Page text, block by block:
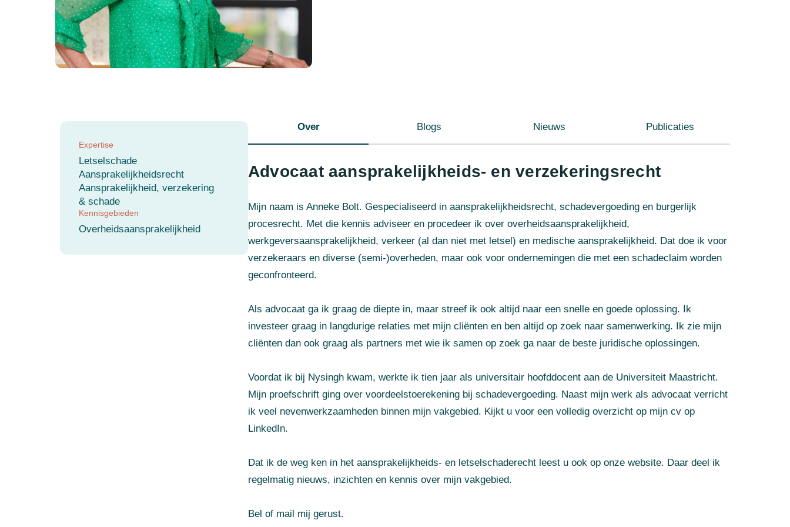
Expertise
Letselschade
Aansprakelijkheidsrecht
Aansprakelijkheid, verzekering
& schade
Kennisgebieden
Overheidsaansprakelijkheid
Over Blogs Nieuws Publicaties
Advocaat aansprakelijkheids- en verzekeringsrecht
Mijn naam is Anneke Bolt. Gespecialiseerd in aansprakelijkheidsrecht, schadevergoeding en burgerlijk
procesrecht. Met die kennis adviseer en procedeer ik over overheidsaansprakelijkheid,
werkgeversaansprakelijkheid, verkeer (al dan niet met letsel) en medische aansprakelijkheid. Dat doe ik voor
verzekeraars en diverse (semi-)overheden, maar ook voor ondernemingen die met een schadeclaim worden
geconfronteerd.
Als advocaat ga ik graag de diepte in, maar streef ik ook altijd naar een snelle en goede oplossing. Ik
investeer graag in langdurige relaties met mijn cliënten en ben altijd op zoek naar samenwerking. Ik zie mijn
cliënten dan ook graag als partners met wie ik samen op zoek ga naar de beste juridische oplossingen.
Voordat ik bij Nysingh kwam, werkte ik tien jaar als universitair hoofddocent aan de Universiteit Maastricht.
Mijn proefschrift ging over voordeelstoerekening bij schadevergoeding. Naast mijn werk als advocaat verricht
ik veel nevenwerkzaamheden binnen mijn vakgebied. Kijkt u voor een volledig overzicht op mijn cv op
LinkedIn.
Dat ik de weg ken in het aansprakelijkheids- en letselschaderecht leest u ook op onze website. Daar deel ik
regelmatig nieuws, inzichten en kennis over mijn vakgebied.
Bel of mail mij gerust.